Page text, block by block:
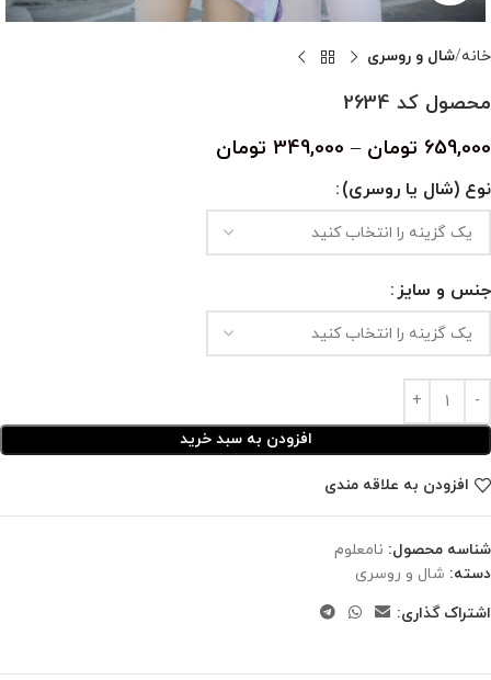
خانه شال و روسری
محصول کد 2634
659,000 تومان –
349,000 تومان
نوع (شال یا روسری)
جنس و سایز
افزودن به سبد خرید
افزودن به علاقه مندی
شناسه محصول: نامعلوم
دسته: شال و روسری
اشتراک گذاری: